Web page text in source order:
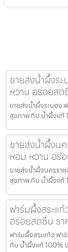
ขายส่งน้ำผึ้งร
หวาน อร่อยสด
ขายส่งน้ำผึ้งระนอง
สุขภาพ กับ น้ำผึ้งแท้
ขายส่งน้ำผึ้งน
หอม หวาน อร่
ขายส่งน้ำผึ้งนครรา
สุขภาพ กับ น้ำผึ้งแท้
ฟาร์มผึ้งสระแ
อร่อยสดชื่น รา
ฟาร์มผึ้งสระแก้ว ฟา
กับ น้ำผึ้งแท้ 100%